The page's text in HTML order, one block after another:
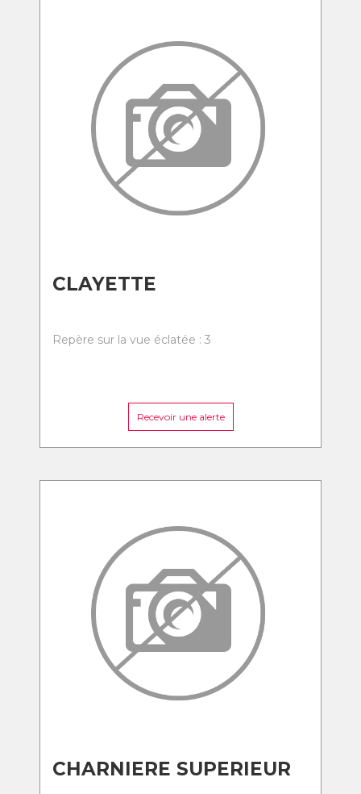
CLAYETTE
Repère sur la vue éclatée : 3
Recevoir une alerte
CHARNIERE SUPERIEUR